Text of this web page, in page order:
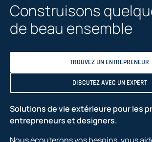
Construisons
de beau ensemble
TROUVEZ UN ENTREPRENEUR
DISCUTEZ AVEC UN EXPERT
Solutions de vie extérieure pour les
entrepreneurs et designers.